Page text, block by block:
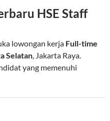
HSE Staff
lowongan kerja Full-time
Selatan, Jakarta Raya.
yang memenuhi